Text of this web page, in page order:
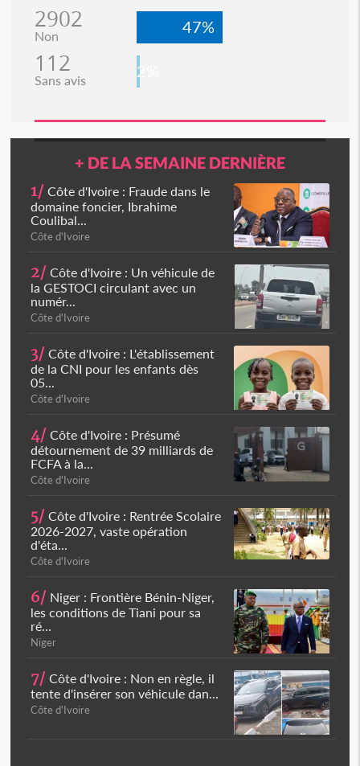
2902
Non 47%
112
Sans avis 2%
+ DE LA SEMAINE DERNIÈRE
1/ Côte d'Ivoire : Fraude dans le
domaine foncier, Ibrahime
Coulibal...
Côte d'Ivoire
2/ Côte d'Ivoire : Un véhicule de
la GESTOCI circulant avec un
numér...
Côte d'Ivoire
3/ Côte d'Ivoire : L'établissement
de la CNI pour les enfants dès
05...
Côte d'Ivoire
4/ Côte d'Ivoire : Présumé
détournement de 39 milliards de
FCFA à la...
Côte d'Ivoire
5/ Côte d'Ivoire : Rentrée Scolaire
2026-2027, vaste opération
d'éta...
Côte d'Ivoire
6/ Niger : Frontière Bénin-Niger,
les conditions de Tiani pour sa
ré...
Niger
7/ Côte d'Ivoire : Non en règle, il
tente d'insérer son véhicule dan...
Côte d'Ivoire